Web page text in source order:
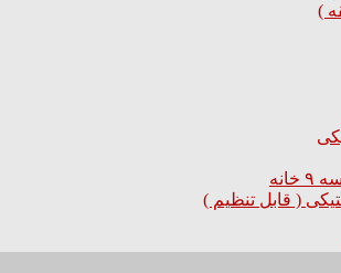
)
( قابل تنظیم )